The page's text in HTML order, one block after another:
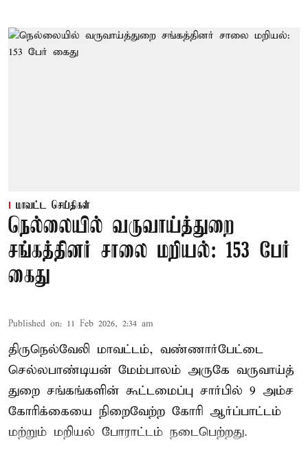
மாவட்ட செய்திகள்
நெல்லையில் வருவாய்த்துறை
சங்கத்தினர் சாலை மறியல்: 153 பேர்
கைது
Published on: 11 Feb 2026, 2:34 am
திருநெல்வேலி மாவட்டம், வண்ணார்பேட்டை
செல்லபாண்டியன் மேம்பாலம் அருகே வருவாய்த்
துறை சங்கங்களின் கூட்டமைப்பு சார்பில் 9 அம்ச
கோரிக்கையை நிறைவேற்ற கோரி ஆர்ப்பாட்டம்
மற்றும் மறியல் போராட்டம் நடைபெற்றது.